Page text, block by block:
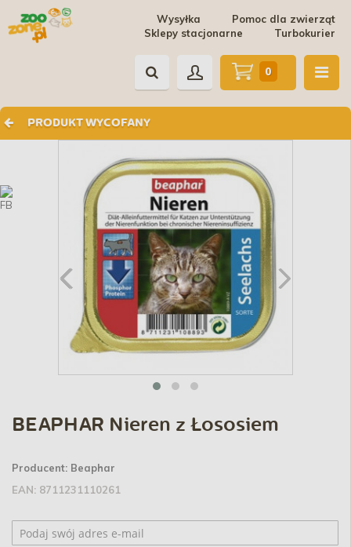
Pomoc dla zwierząt
Wysyłka
Turbokurier
Sklepy stacjonarne
PRODUKT WYCOFANY
0
BEAPHAR Nieren z Łososiem
Producent: Beaphar
EAN: 8711231110261